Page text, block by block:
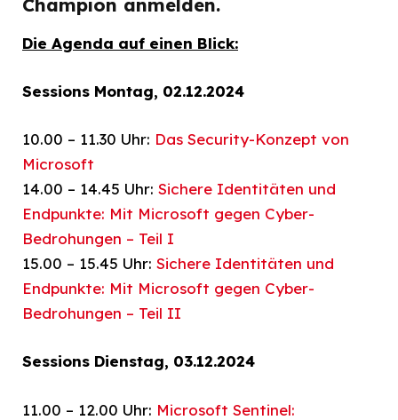
Die Agenda auf einen Blick:
Sessions Montag, 02.12.2024
10.00 – 11.30 Uhr: Das Security-Konzept von
Microsoft
14.00 – 14.45 Uhr: Sichere Identitäten und
Endpunkte: Mit Microsoft gegen Cyber-
Bedrohungen – Teil I
15.00 – 15.45 Uhr: Sichere Identitäten und
Endpunkte: Mit Microsoft gegen Cyber-
Bedrohungen – Teil II
Sessions Dienstag, 03.12.2024
11.00 – 12.00 Uhr: Microsoft Sentinel: